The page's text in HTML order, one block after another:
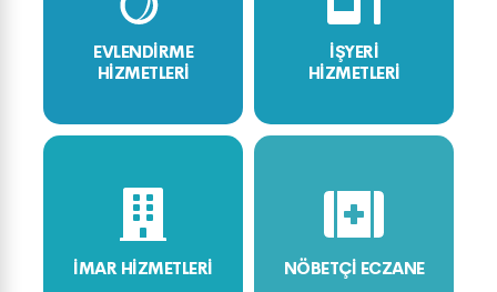
EVLENDİRME
HİZMETLERİ
İŞYERİ
HİZMETLERİ
İMAR HİZMETLERİ NÖBETÇİ ECZANE